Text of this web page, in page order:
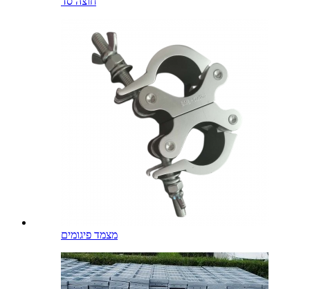
מצמד פיגומים